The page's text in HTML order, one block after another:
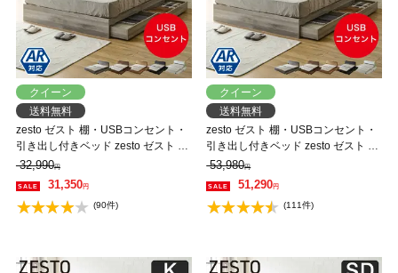
クイーン
送料無料
zesto ゼスト 棚・USBコンセント・
引き出し付きベッド zesto ゼスト ク
イーン USBポート コンセント クィ
ーン すのこベッド 木製ベッド
【AR】【z有料組立】
32,990円
31,350円
(90件)
クイーン
送料無料
zesto ゼスト 棚・USBコンセント・
引き出し付きベッド zesto ゼスト ク
イーン+高密度バリューポケットコ
イルマットレス付き クィーン
【AR】【z有料組立】
53,980円
51,290円
(111件)